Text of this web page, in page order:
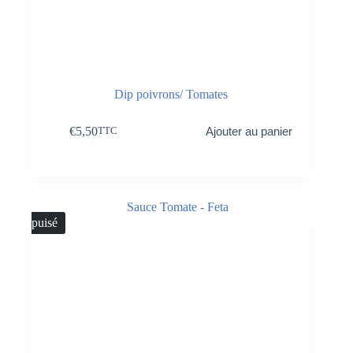
Dip poivrons/ Tomates
€5,50TTC Ajouter au panier
Épuisé